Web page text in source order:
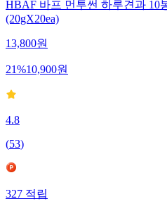
HBAF 바프 먼투썬 하루견과 10
(20gX20ea)
13,800원
21%10,900원
4.8
(53)
327적립